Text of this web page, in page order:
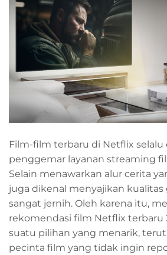
Film-film terbaru di Netflix selalu
penggemar layanan streaming
Selain menawarkan alur cerita
juga dikenal menyajikan kualitas
sangat jernih. Oleh karena itu,
rekomendasi film Netflix terbaru
suatu pilihan yang menarik,
pecinta film yang tidak ingin